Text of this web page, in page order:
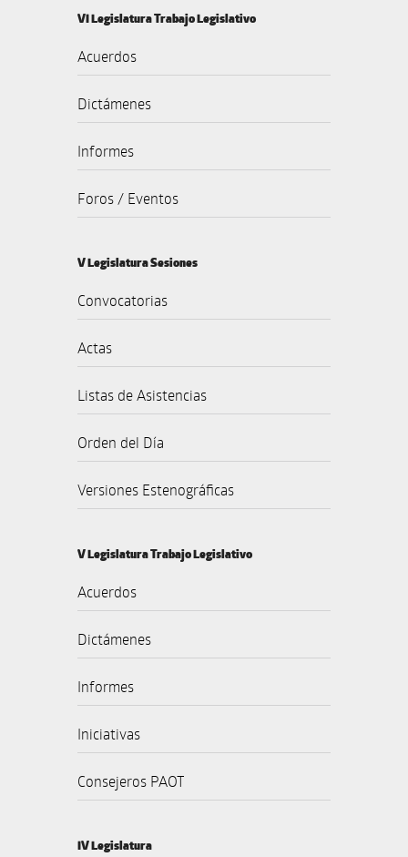
VI Legislatura Trabajo Legislativo
Acuerdos
Dictámenes
Informes
Foros / Eventos
V Legislatura Sesiones
Convocatorias
Actas
Listas de Asistencias
Orden del Día
Versiones Estenográficas
V Legislatura Trabajo Legislativo
Acuerdos
Dictámenes
Informes
Iniciativas
Consejeros PAOT
IV Legislatura